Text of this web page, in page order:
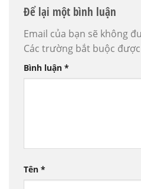
Để lại một bình luận
Email của bạn sẽ không
Các trường bắt buộc
Bình luận *
Tên *